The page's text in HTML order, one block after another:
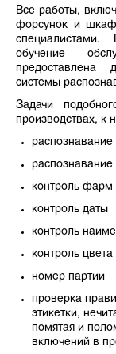
Все работы,
форсунок и
обучение
предоставлена
системы
Задачи
производствах, к
распознавание
контроль
контроль даты
контроль
контроль цвета
номер партии
проверка
этикетки,
помятая и
включений в